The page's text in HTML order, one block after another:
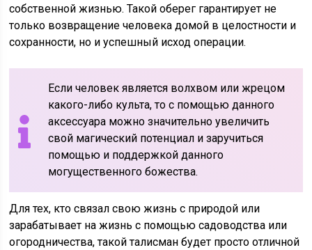
собственной жизнью. Такой оберег гарантирует не
только возвращение человека домой в целостности и
сохранности, но и успешный исход операции.
Если человек является волхвом или жрецом
какого-либо культа, то с помощью данного
аксессуара можно значительно увеличить
свой магический потенциал и заручиться
помощью и поддержкой данного
могущественного божества.
Для тех, кто связал свою жизнь с природой или
зарабатывает на жизнь с помощью садоводства или
огородничества, такой талисман будет просто отличной